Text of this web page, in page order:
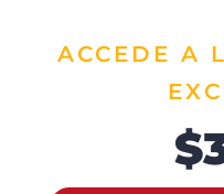
ACCEDE A